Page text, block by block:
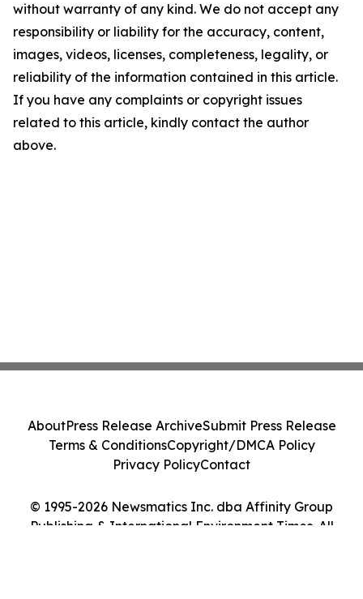
without warranty of any kind. We do not accept any
responsibility or liability for the accuracy, content,
images, videos, licenses, completeness, legality, or
reliability of the information contained in this article.
If you have any complaints or copyright issues
related to this article, kindly contact the author
above.
© 1995-2026 Newsmatics Inc. dba Affinity Group
Publishing & International Environment Times. All
AboutPress Release ArchiveSubmit Press Release
Terms & ConditionsCopyright/DMCA Policy
Privacy PolicyContact